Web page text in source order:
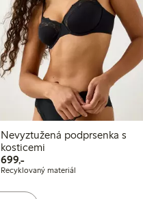
Nevyztužená podprsenka s
kosticemi
699,-699,00 Kč
Recyklovaný materiál